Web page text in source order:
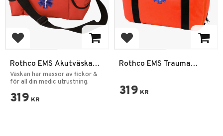
Add to favorites
Rothco EMS Akutväska
Large
Väskan har massor av fickor &
för all din medic utrustning.
319 KR
Add to favorites
Rothco EMS Trauma
319 KR